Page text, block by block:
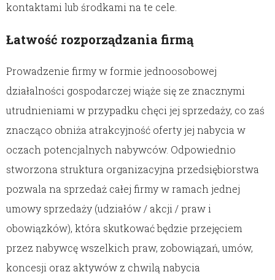
kontaktami lub środkami na te cele.
Łatwość rozporządzania firmą
Prowadzenie firmy w formie jednoosobowej
działalności gospodarczej wiąże się ze znacznymi
utrudnieniami w przypadku chęci jej sprzedaży, co zaś
znacząco obniża atrakcyjność oferty jej nabycia w
oczach potencjalnych nabywców. Odpowiednio
stworzona struktura organizacyjna przedsiębiorstwa
pozwala na sprzedaż całej firmy w ramach jednej
umowy sprzedaży (udziałów / akcji / praw i
obowiązków), która skutkować będzie przejęciem
przez nabywcę wszelkich praw, zobowiązań, umów,
koncesji oraz aktywów z chwilą nabycia